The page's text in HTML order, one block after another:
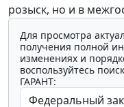
розыск, но и в
Для просмотра
получения полной
изменениях и
воспользуйтесь
ГАРАНТ: